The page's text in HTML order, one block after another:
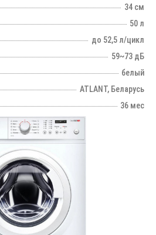
34 см
50 л
до 52,5 л/цикл
59~73 дБ
белый
ATLANT, Беларусь
36 мес